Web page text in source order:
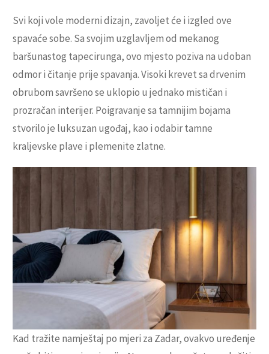
Svi koji vole moderni dizajn, zavoljet će i izgled ove
spavaće sobe. Sa svojim uzglavljem od mekanog
baršunastog tapecirunga, ovo mjesto poziva na udoban
odmor i čitanje prije spavanja. Visoki krevet sa drvenim
obrubom savršeno se uklopio u jednako mističan i
prozračan interijer. Poigravanje sa tamnijim bojama
stvorilo je luksuzan ugođaj, kao i odabir tamne
kraljevske plave i plemenite zlatne.
Kad tražite namještaj po mjeri za Zadar, ovakvo uređenje